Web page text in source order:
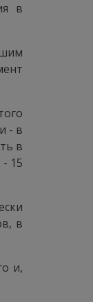
в
- в
в
15
в
и,